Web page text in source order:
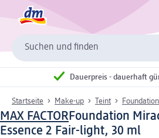
Suchen und finden
Dauerpreis - dauerhaft
Startseite Make-up Teint Foundation
MAX FACTORFoundation
Essence 2 Fair-light, 30 ml